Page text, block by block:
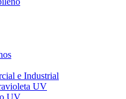
e Industrial
UV
UV